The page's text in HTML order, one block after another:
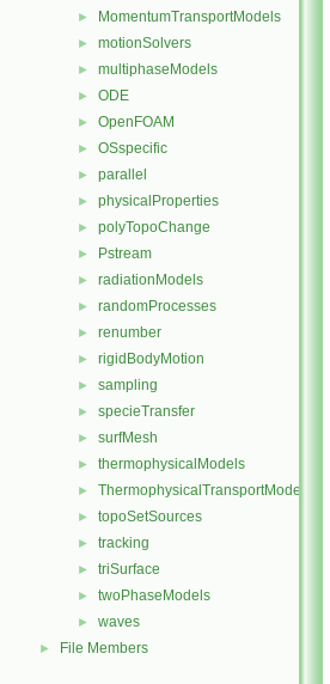
► MomentumTransportModels
► motionSolvers
► multiphaseModels
► ODE
► OpenFOAM
► OSspecific
► parallel
► physicalProperties
► polyTopoChange
► Pstream
► radiationModels
► randomProcesses
► renumber
► rigidBodyMotion
► sampling
► specieTransfer
► surfMesh
► thermophysicalModels
► ThermophysicalTransportModels
► topoSetSources
► tracking
► triSurface
► twoPhaseModels
► waves
► File Members